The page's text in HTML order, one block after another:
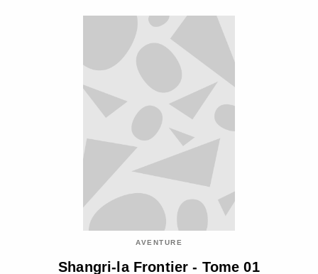
AVENTURE
Shangri-la Frontier - Tome 01